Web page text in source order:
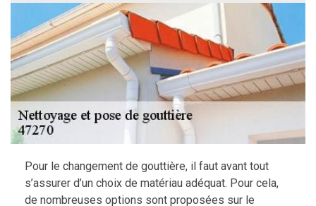
Pour le changement de gouttière, il faut avant tout
s’assurer d’un choix de matériau adéquat. Pour cela,
de nombreuses options sont proposées sur le